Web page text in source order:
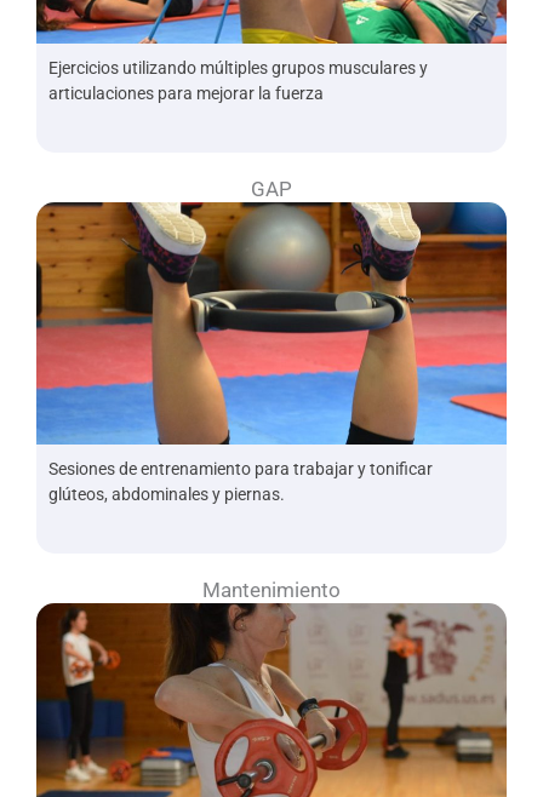
Ejercicios utilizando múltiples grupos musculares y
articulaciones para mejorar la fuerza
GAP
Sesiones de entrenamiento para trabajar y tonificar
glúteos, abdominales y piernas.
Mantenimiento